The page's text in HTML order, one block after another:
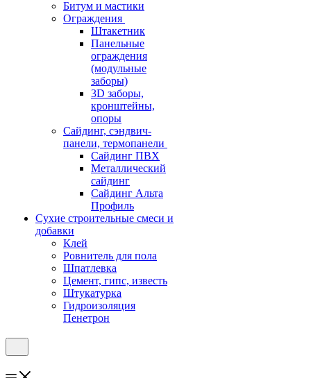
Битум и мастики
Ограждения
Штакетник
Панельные
ограждения
(модульные
заборы)
3D заборы,
кронштейны,
опоры
Cайдинг, сэндвич-
панели, термопанели
Сайдинг ПВХ
Металлический
сайдинг
Сайдинг Альта
Профиль
Сухие строительные смеси и
добавки
Клей
Ровнитель для пола
Шпатлевка
Цемент, гипс, известь
Штукатурка
Гидроизоляция
Пенетрон